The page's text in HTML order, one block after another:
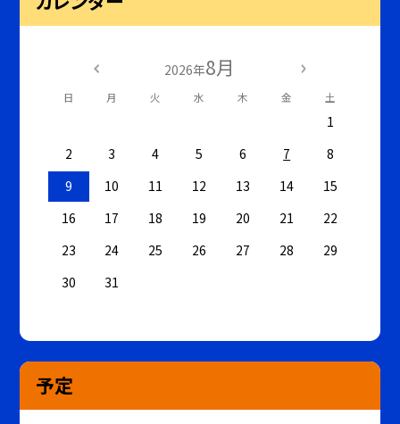
2026年8月
日 月 火 水 木 金 土
1
2
3 4 5 6 7
8
9
10 11 12 13 14
15
16
17 18 19 20 21
22
23
24 25 26 27 28
29
30
31
予定